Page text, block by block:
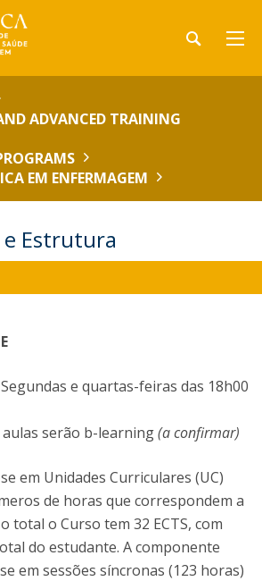
ADVANCED TRAINING
EM ENFERMAGEM
Estrutura
Segundas e quartas-feiras das 18h00
aulas serão b-learning(a confirmar)
em Unidades Curriculares (UC)
de horas que correspondem a
total o Curso tem 32 ECTS, com
do estudante. A componente
em sessões síncronas (123 horas)